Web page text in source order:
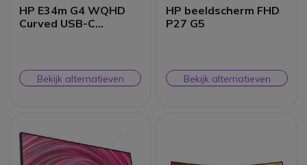
HP E34m G4 WQHD
Curved USB-C
Bekijk alternatieven
HP beeldscherm FHD
P27 G5
Bekijk alternatieven